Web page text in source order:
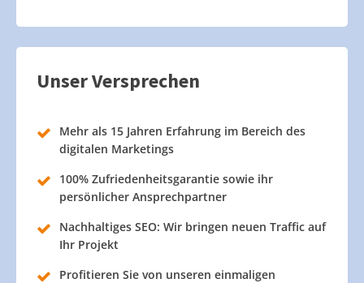
Unser Versprechen
Mehr als 15 Jahren Erfahrung im Bereich des
digitalen Marketings
100% Zufriedenheitsgarantie sowie ihr
persönlicher Ansprechpartner
Nachhaltiges SEO: Wir bringen neuen Traffic auf
Ihr Projekt
Profitieren Sie von unseren einmaligen